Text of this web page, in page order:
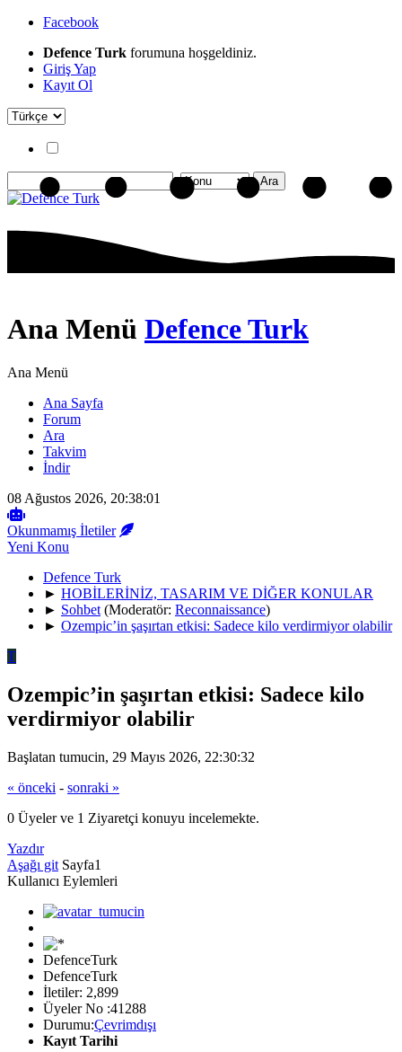
Facebook
Defence Turk forumuna hoşgeldiniz.
Giriş Yap
Kayıt Ol
Ana Menü Defence Turk
Ana Menü
Ana Sayfa
Forum
Ara
Takvim
İndir
08 Ağustos 2026, 20:38:01
Okunmamış İletiler
Yeni Konu
Defence Turk
► HOBİLERİNİZ, TASARIM VE DİĞER KONULAR
► Sohbet (Moderatör: Reconnaissance)
► Ozempic’in şaşırtan etkisi: Sadece kilo verdirmiyor olabilir
T
Ozempic’in şaşırtan etkisi: Sadece kilo
verdirmiyor olabilir
Başlatan tumucin, 29 Mayıs 2026, 22:30:32
« önceki - sonraki »
0 Üyeler ve 1 Ziyaretçi konuyu incelemekte.
Yazdır
Aşağı git Sayfa1
Kullanıcı Eylemleri
DefenceTurk
DefenceTurk
İletiler: 2,899
Üyeler No :41288
Durumu:Çevrimdışı
Kayıt Tarihi